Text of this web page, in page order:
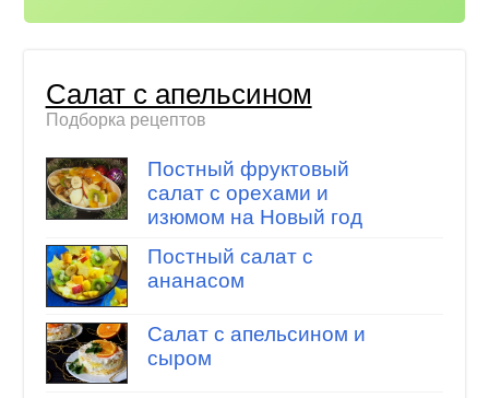
Салат с апельсином
Подборка рецептов
Постный фруктовый
салат с орехами и
изюмом на Новый год
Постный салат с
ананасом
Салат с апельсином и
сыром